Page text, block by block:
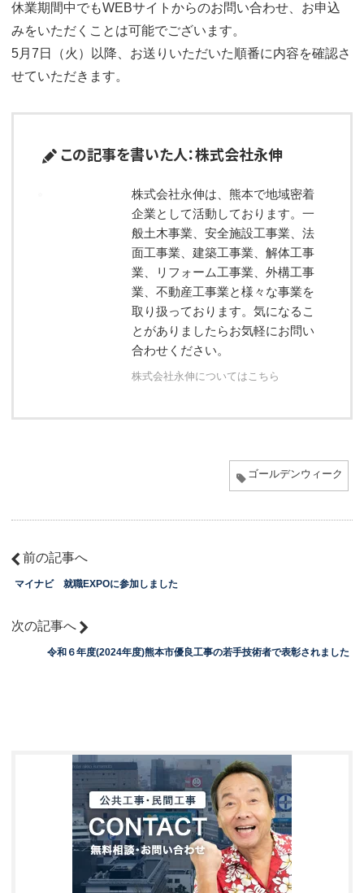
休業期間中でもWEBサイトからのお問い合わせ、お申込
みをいただくことは可能でございます。
5月7日（火）以降、お送りいただいた順番に内容を確認さ
せていただきます。
この記事を書いた人：株式会社永伸
株式会社永伸は、熊本で地域密着
企業として活動しております。一
般土木事業、安全施設工事業、法
面工事業、建築工事業、解体工事
業、リフォーム工事業、外構工事
業、不動産工事業と様々な事業を
取り扱っております。気になるこ
とがありましたらお気軽にお問い
合わせください。
株式会社永伸についてはこちら
ゴールデンウィーク
前の記事へ
マイナビ 就職EXPOに参加しました
次の記事へ
令和６年度(2024年度)熊本市優良工事の若手技術者で表彰されました